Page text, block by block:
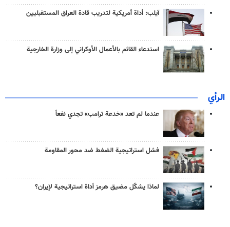
آيلب: أداة أمريكية لتدريب قادة العراق المستقبليين
استدعاء القائم بالأعمال الأوكراني إلى وزارة الخارجية
الرأي
عندما لم تعد «خدعة ترامب» تجدي نفعاً
فشل استراتيجية الضغط ضد محور المقاومة
لماذا يشكّل مضيق هرمز أداة استراتيجية لإيران؟